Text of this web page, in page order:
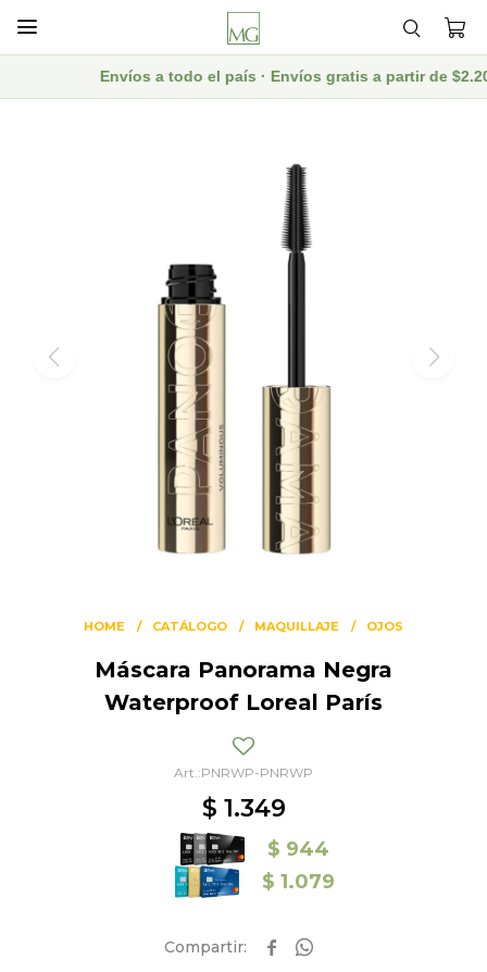

Envíos a todo el país · Envíos gratis a partir de
HOME CATÁLOGO MAQUILLAJE OJOS
Máscara Panorama Negra
Waterproof Loreal París
PNRWP-PNRWP
$ 1.349
$ 944
$ 1.079
 